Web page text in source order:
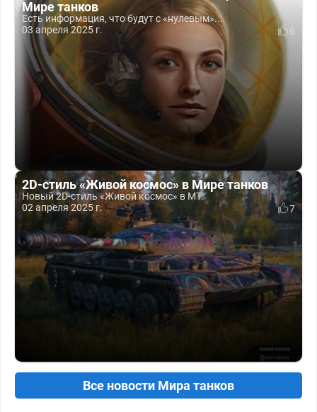
Мире танков
Есть информация, что будут с «нулевым»...
03 апреля 2025 г.
6
2D-стиль «Живой космос» в Мире танков
Новый 2D-стиль «Живой космос» в МТ.
02 апреля 2025 г.
7
Все новости Мира танков